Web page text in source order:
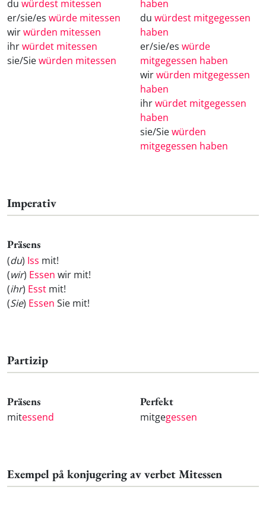
du würdest mitessen
er/sie/es würde mitessen
wirwürden mitessen
ihrwürdet mitessen
sie/Siewürden mitessen
haben
du würdest mitgegessen
haben
er/sie/es würde
mitgegessen haben
wirwürden mitgegessen
haben
ihrwürdet mitgegessen
haben
sie/Siewürden
mitgegessen haben
Imperativ
Präsens
(du) Iss mit!
(wir) Essen wir mit!
(ihr) Esst mit!
(Sie) Essen Sie mit!
Partizip
Präsens
mitessend
Perfekt
mitgegessen
Exempel på konjugering av verbet Mitessen